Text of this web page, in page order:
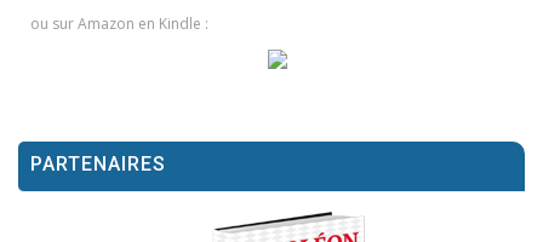
ou sur Amazon en Kindle :
PARTENAIRES